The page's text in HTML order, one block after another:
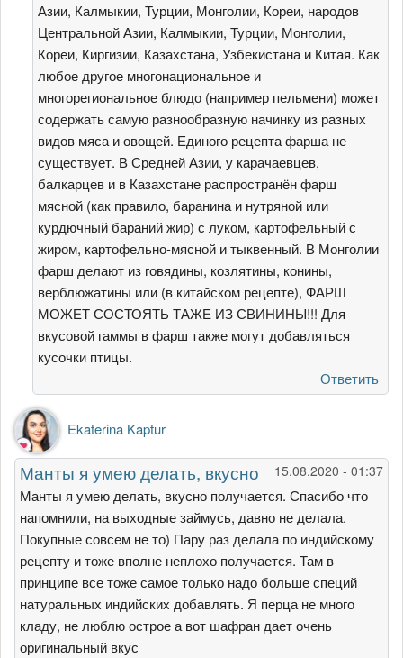
Азии, Калмыкии, Турции, Монголии, Кореи, народов
Центральной Азии, Калмыкии, Турции, Монголии,
Кореи, Киргизии, Казахстана, Узбекистана и Китая. Как
любое другое многонациональное и
многорегиональное блюдо (например пельмени) может
содержать самую разнообразную начинку из разных
видов мяса и овощей. Единого рецепта фарша не
существует. В Средней Азии, у карачаевцев,
балкарцев и в Казахстане распространён фарш
мясной (как правило, баранина и нутряной или
курдючный бараний жир) с луком, картофельный с
жиром, картофельно-мясной и тыквенный. В Монголии
фарш делают из говядины, козлятины, конины,
верблюжатины или (в китайском рецепте), ФАРШ
МОЖЕТ СОСТОЯТЬ ТАЖЕ ИЗ СВИНИНЫ!!! Для
вкусовой гаммы в фарш также могут добавляться
кусочки птицы.
Ответить
Ekaterina Kaptur
15.08.2020 - 01:37
Манты я умею делать, вкусно
Манты я умею делать, вкусно получается. Спасибо что
напомнили, на выходные займусь, давно не делала.
Покупные совсем не то) Пару раз делала по индийскому
рецепту и тоже вполне неплохо получается. Там в
принципе все тоже самое только надо больше специй
натуральных индийских добавлять. Я перца не много
кладу, не люблю острое а вот шафран дает очень
оригинальный вкус